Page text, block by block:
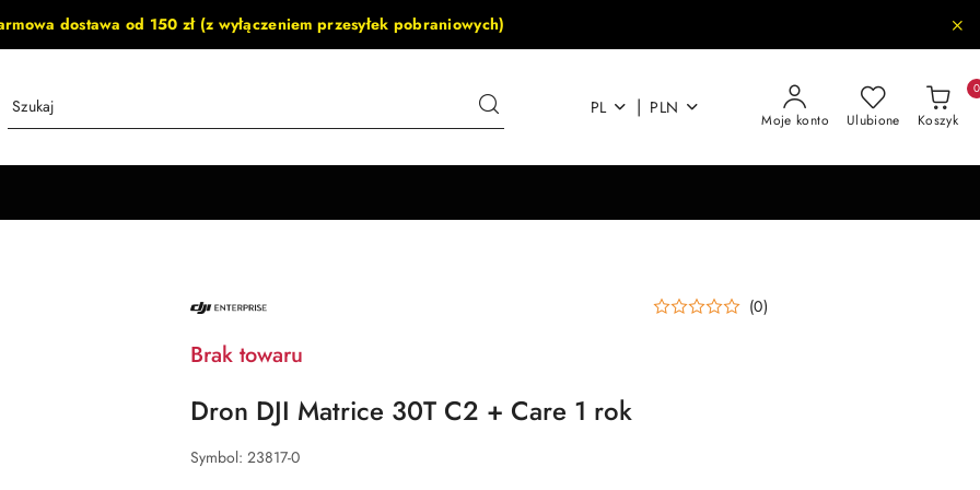
dostawa od 150 zł (z wyłączeniem przesyłek pobraniowych)
PL | PLN
Moje konto Ulubione Koszyk
0
NAZWA
PRODUCENTA:
ENTERPRISE
(0)
Brak towaru
Dron DJI Matrice 30T C2 + Care 1 rok
Symbol: 23817-0